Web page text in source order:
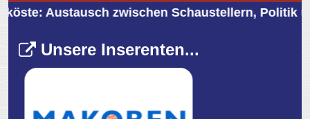
Austausch zwischen Schaustellern, Politik